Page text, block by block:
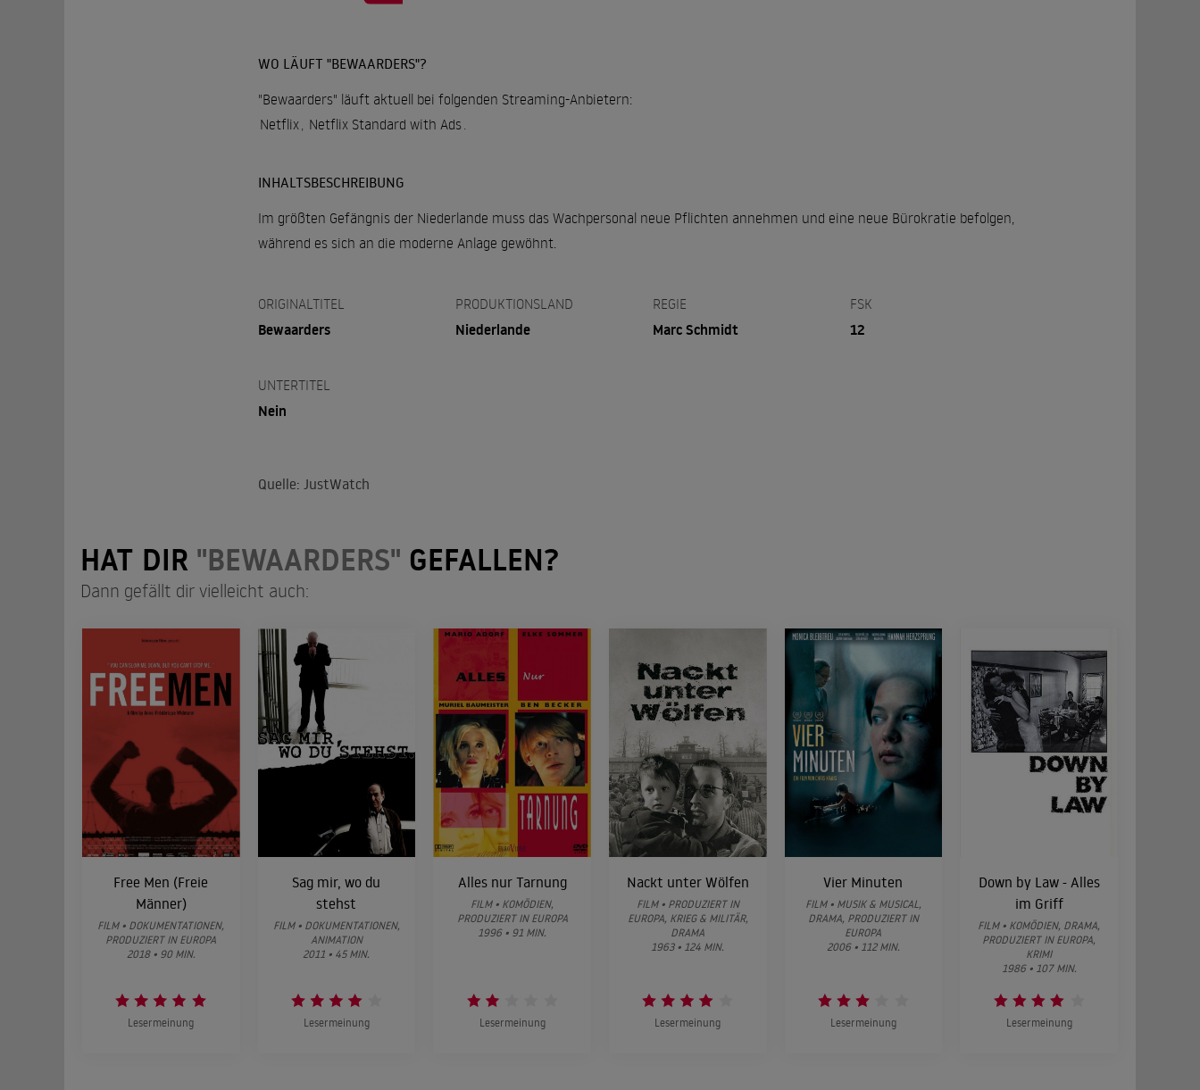
WO LÄUFT "BEWAARDERS"?
"Bewaarders" läuft aktuell bei folgenden Streaming-Anbietern:
Netflix
Netflix Standard with Ads
INHALTSBESCHREIBUNG
Im größten Gefängnis der Niederlande muss das Wachpersonal neue Pflichten annehmen und eine neue Bürokratie befolgen,
während es sich an die moderne Anlage gewöhnt.
ORIGINALTITEL
Bewaarders
PRODUKTIONSLAND
Niederlande
REGIE
Marc Schmidt
FSK
12
UNTERTITEL
Nein
Quelle: JustWatch
HAT DIR "BEWAARDERS" GEFALLEN?
Dann gefällt dir vielleicht auch:
Free Men (Freie
Männer)
FILM • DOKUMENTATIONEN,
PRODUZIERT IN EUROPA
2018 • 90 MIN.
Lesermeinung
Sag mir, wo du
stehst
FILM • DOKUMENTATIONEN,
ANIMATION
2011 • 45 MIN.
Lesermeinung
Alles nur Tarnung
FILM • KOMÖDIEN,
PRODUZIERT IN EUROPA
1996 • 91 MIN.
Lesermeinung
Nackt unter Wölfen
FILM • PRODUZIERT IN
EUROPA, KRIEG & MILITÄR,
DRAMA
1963 • 124 MIN.
Lesermeinung
Vier Minuten
FILM • MUSIK & MUSICAL,
DRAMA, PRODUZIERT IN
EUROPA
2006 • 112 MIN.
Lesermeinung
Down by Law - Alles
im Griff
FILM • KOMÖDIEN, DRAMA,
PRODUZIERT IN EUROPA,
KRIMI
1986 • 107 MIN.
Lesermeinung